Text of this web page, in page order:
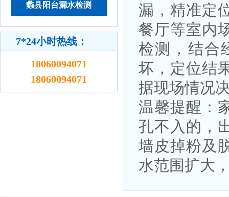
蠡县阳台漏水检测
7*24小时热线：
18060094071
18060094071
漏，精准定
餐厅等室内
检测，结合
坏，定位结
据现场情况
温馨提醒：
孔不入的，
墙皮掉粉及
水范围扩大